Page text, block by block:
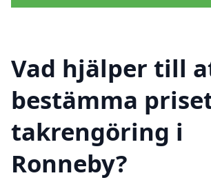
Vad hjälper till
bestämma
takrengöring i
Ronneby?